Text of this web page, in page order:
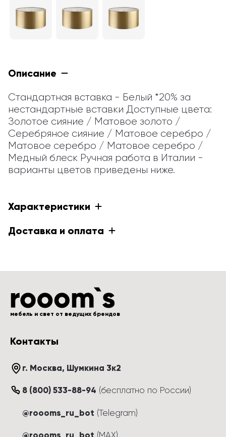
Описание
Стандартная вставка - Белый *20% за
нестандартные вставки Доступные цвета:
Золотое сияние / Матовое золото /
Серебряное сияние / Матовое серебро /
Матовое серебро / Матовое серебро /
Медный блеск Ручная работа в Италии -
варианты цветов приведены ниже.
Характеристики
Доставка и оплата
мебель и свет от ведущих брендов
Контакты
г. Москва, Шумкина 3к2
8 (800) 533-88-94 (бесплатно по России)
@roooms_ru_bot (Telegram)
(MAX)